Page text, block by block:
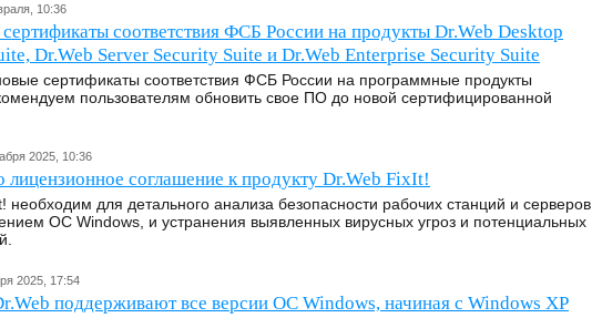
10:36
соответствия ФСБ России на продукты Dr.Web Desktop
Dr.Web Server Security Suite и Dr.Web Enterprise Security Suite
сертификаты соответствия ФСБ России на программные продукты
пользователям обновить свое ПО до новой сертифицированной
2025, 10:36
лицензионное соглашение к продукту Dr.Web FixIt!
необходим для детального анализа безопасности рабочих станций и серверов
ОС Windows, и устранения выявленных вирусных угроз и потенциальных
2025, 17:54
поддерживают все версии ОС Windows, начиная с Windows XP